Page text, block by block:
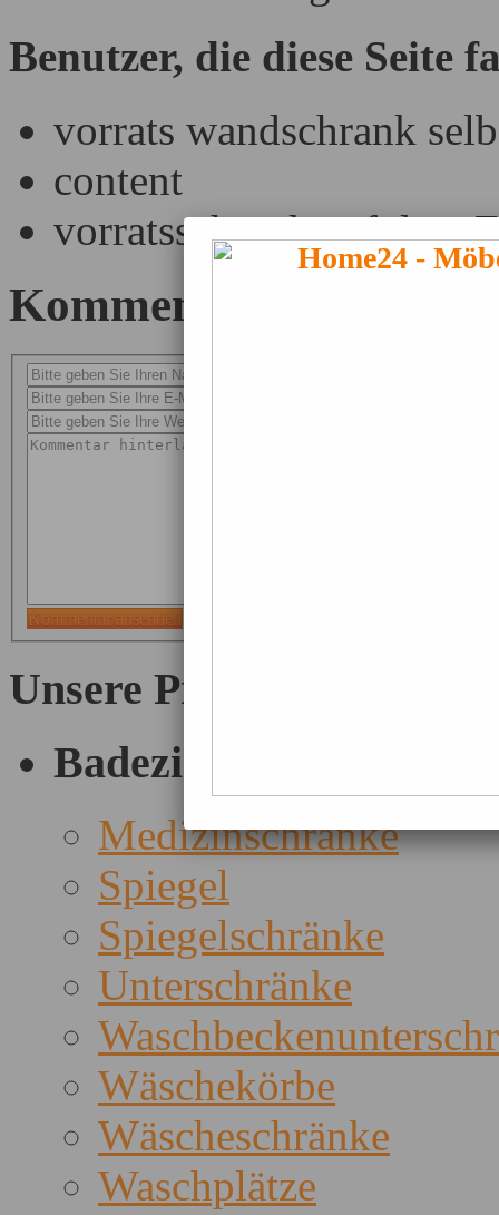
Benutzer, die diese Seite
vorrats wandschrank
content
vorratsschrank auf dem
Kommentar
Kommentar absenden
Unsere Produkte
Badezimmer
Medizinschränke
Spiegel
Spiegelschränke
Unterschränke
Wäschekörbe
Wäscheschränke
Waschplätze